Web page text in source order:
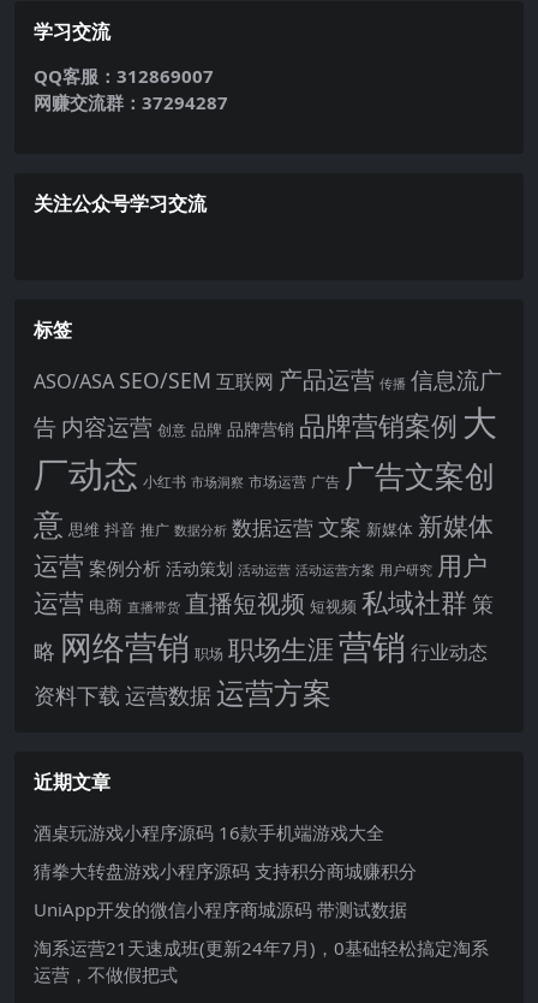
学习交流
QQ客服：312869007
网赚交流群：37294287
关注公众号学习交流
标签
ASO/ASA SEO/SEM 互联网 产品运营 传播 信息流广
告 内容运营 创意 品牌 品牌营销 品牌营销案例 大
厂动态 小红书 市场洞察 市场运营 广告 广告文案创
意 思维 抖音 推广 数据分析 数据运营 文案 新媒体 新媒体
运营 案例分析 活动策划 活动运营 活动运营方案 用户研究 用户
运营 电商 直播带货 直播短视频 短视频 私域社群 策
略 网络营销 职场 职场生涯营销 行业动态
资料下载 运营数据运营方案
近期文章
酒桌玩游戏小程序源码 16款手机端游戏大全
猜拳大转盘游戏小程序源码 支持积分商城赚积分
UniApp开发的微信小程序商城源码 带测试数据
淘系运营21天速成班(更新24年7月)，0基础轻松搞定淘系
运营，不做假把式